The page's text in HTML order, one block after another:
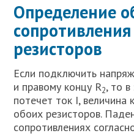
Определение
резисторов
Если подключить
и правому концу R2, то
потечет ток I, величина
обоих резисторов.
сопротивлениях